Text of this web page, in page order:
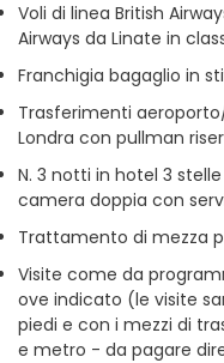
Voli di linea British
Airways da Linate in
Franchigia bagaglio in
Trasferimenti
Londra con pullman
N. 3 notti in hotel 3
camera doppia con
Trattamento di mezza
Visite come da
ove indicato (le visite
piedi e con i mezzi di
e metro - da pagare